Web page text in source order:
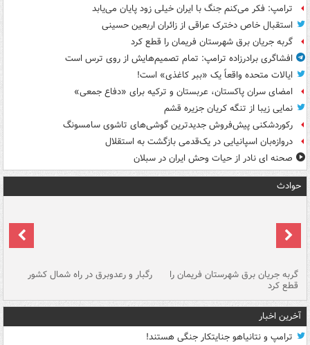
ترامپ: فکر می‌کنم جنگ با ایران خیلی زود پایان می‌یابد
استقبال خاص دخترک عراقی از زائران اربعین حسینی
گربه جریان برق شهرستان فریمان را قطع کرد
افشاگری برادرزاده ترامپ: تمام تصمیم‌هایش از روی ترس است
ایالات متحده واقعاً یک «ببر کاغذی» است!
امضای سران پاکستان، عربستان و ترکیه برای «دفاع جمعی»
نمایی زیبا از تنگه کریان جزیره قشم
رکوردشکنی پیش‌فروش جدیدترین گوشی‌های تاشوی سامسونگ
دروازه‌بان اسپانیایی در یک‌قدمی بازگشت به استقلال
صحنه ای نادر از حیات وحش ایران در سبلان
حوادث
گربه جریان برق شهرستان فریمان را
قطع کرد
رگبار و رعدوبرق در راه شمال کشور
آخرین اخبار
ترامپ و نتانیاهو جنایتکار جنگی هستند!